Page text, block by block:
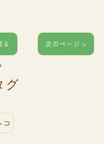
次のページ >
グ